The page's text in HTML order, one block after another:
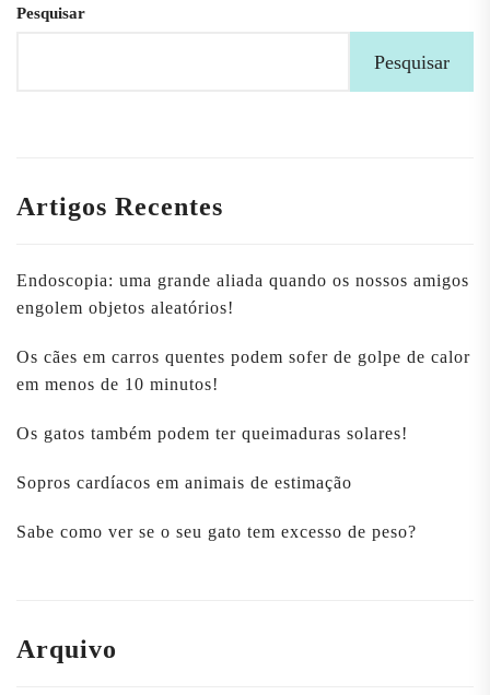
Pesquisar
Pesquisar
Artigos Recentes
Endoscopia: uma grande aliada quando os nossos amigos
engolem objetos aleatórios!
Os cães em carros quentes podem sofer de golpe de calor
em menos de 10 minutos!
Os gatos também podem ter queimaduras solares!
Sopros cardíacos em animais de estimação
Sabe como ver se o seu gato tem excesso de peso?
Arquivo